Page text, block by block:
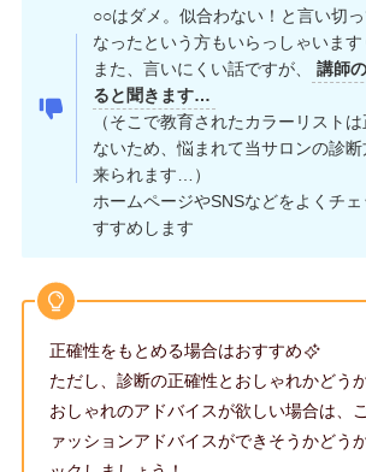
○○はダメ。似合わない！と言い切
なったという方もいらっしゃいます
また、言いにくい話ですが、
講師
ると聞きます…
（そこで教育されたカラーリスト
ないため、悩まれて当サロンの診
来られます…）
ホームページやSNSなどをよくチ
すすめします
正確性をもとめる場合はおすすめ
ただし、診断の正確性とおしゃれかどう
おしゃれのアドバイスが欲しい場合は、
ァッションアドバイスができそうかどう